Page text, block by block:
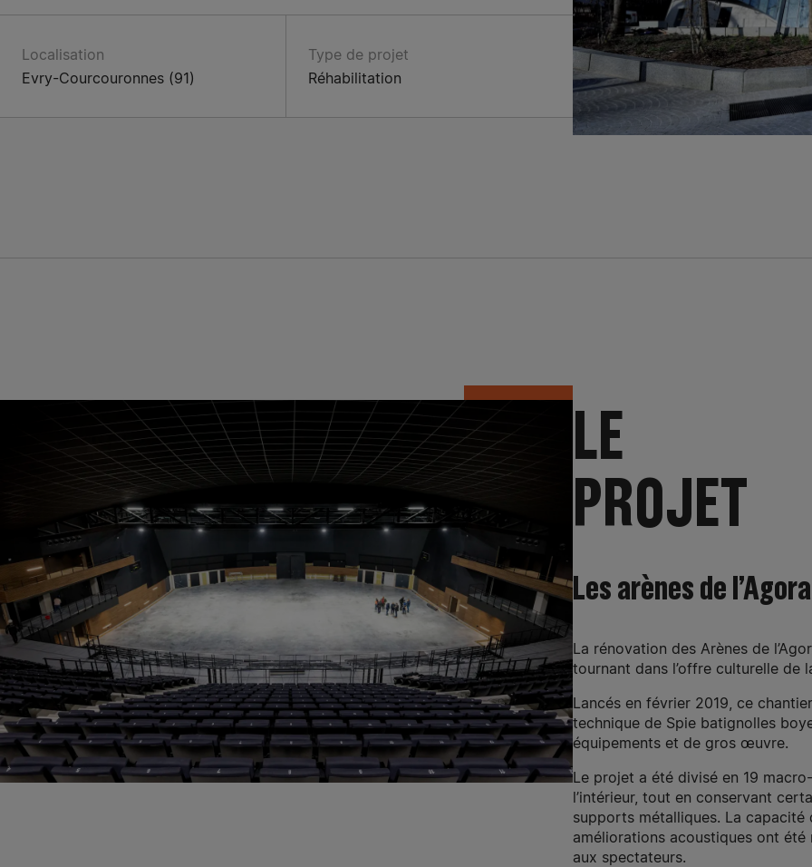
Localisation
Evry-Courcouronnes (91)
Type de projet
Réhabilitation
LE
PROJET
Les arènes de
La rénovation des Arènes de
tournant dans l’offre culturelle de
Lancés en février 2019, ce
technique de Spie batignolles
équipements et de gros œuvre.
Le projet a été divisé en 19
l’intérieur, tout en conservant
supports métalliques. La capacité
améliorations acoustiques ont
aux spectateurs.